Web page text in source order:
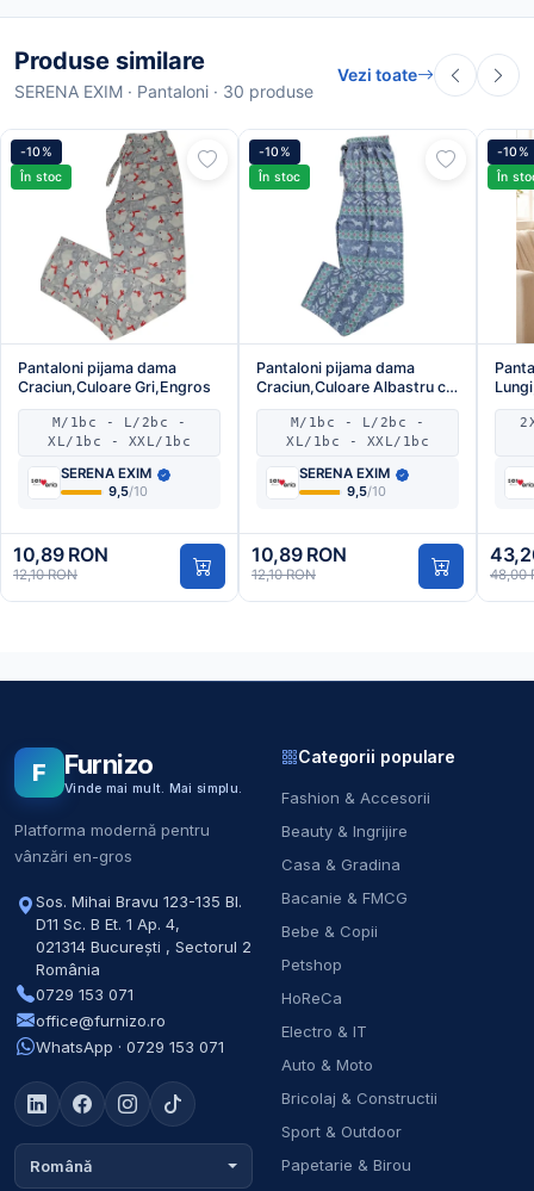
Produse similare
SERENA EXIM · Pantaloni · 30 produse
Vezi toate
-10%
În stoc
Pantaloni pijama dama
Craciun,Culoare Gri,Engros
M/1bc - L/2bc -
XL/1bc - XXL/1bc
SERENA EXIM
9,5/10
10,89 RON
12,10 RON
-10%
În stoc
Pantaloni pijama dama
Craciun,Culoare Albastru cu
Verde ,Engros
M/1bc - L/2bc -
XL/1bc - XXL/1bc
SERENA EXIM
9,5/10
10,89 RON
12,10 RON
-10%
În
cu
48,00
F Furnizo
Vinde mai mult. Mai simplu.
Platforma modernă pentru
vânzări en-gros
Sos. Mihai Bravu 123-135 Bl.
D11 Sc. B Et. 1 Ap. 4,
021314 București , Sectorul 2
România
0729 153 071
office@furnizo.ro
WhatsApp · 0729 153 071
Română
Categorii populare
Fashion & Accesorii
Beauty & Ingrijire
Casa & Gradina
Bacanie & FMCG
Bebe & Copii
Petshop
HoReCa
Electro & IT
Auto & Moto
Bricolaj & Constructii
Sport & Outdoor
Papetarie & Birou